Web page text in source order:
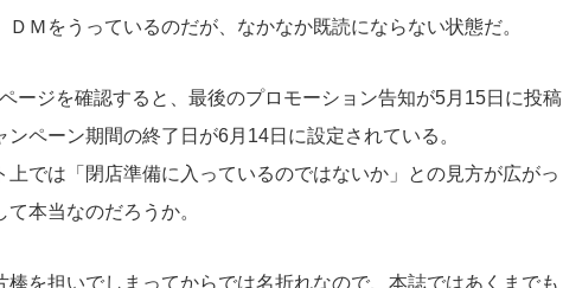
Ｍをうっているのだが、なかなか既読にならない状態だ。
ージを確認すると、最後のプロモーション告知が5月15日に投稿
ンペーン期間の終了日が6月14日に設定されている。
上では「閉店準備に入っているのではないか」との見方が広がっ
本当なのだろうか。
棒を担いでしまってからでは名折れなので、本誌ではあくまでも